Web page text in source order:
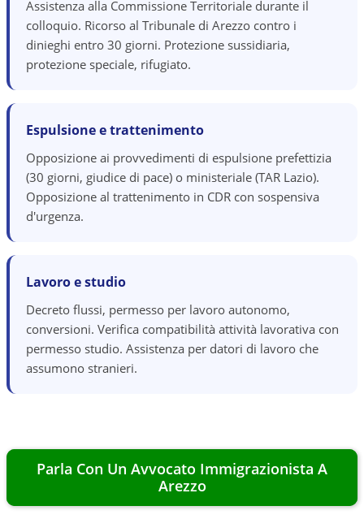
Assistenza alla Commissione Territoriale durante il
colloquio. Ricorso al Tribunale di Arezzo contro i
dinieghi entro 30 giorni. Protezione sussidiaria,
protezione speciale, rifugiato.
Espulsione e trattenimento
Opposizione ai provvedimenti di espulsione prefettizia
(30 giorni, giudice di pace) o ministeriale (TAR Lazio).
Opposizione al trattenimento in CDR con sospensiva
d'urgenza.
Lavoro e studio
Decreto flussi, permesso per lavoro autonomo,
conversioni. Verifica compatibilità attività lavorativa con
permesso studio. Assistenza per datori di lavoro che
assumono stranieri.
Parla Con Un Avvocato Immigrazionista A
Arezzo